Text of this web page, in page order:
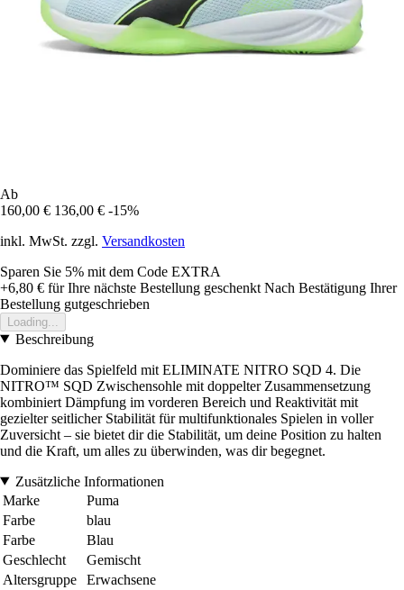
Ab
160,00 € 136,00 € -15%
inkl. MwSt. zzgl. Versandkosten
Sparen Sie 5% mit dem Code EXTRA
+6,80 € für Ihre nächste Bestellung geschenkt Nach Bestätigung Ihrer
Bestellung gutgeschrieben
Loading...
Beschreibung
Dominiere das Spielfeld mit ELIMINATE NITRO SQD 4. Die
NITRO™ SQD Zwischensohle mit doppelter Zusammensetzung
kombiniert Dämpfung im vorderen Bereich und Reaktivität mit
gezielter seitlicher Stabilität für multifunktionales Spielen in voller
Zuversicht – sie bietet dir die Stabilität, um deine Position zu halten
und die Kraft, um alles zu überwinden, was dir begegnet.
Zusätzliche Informationen
Marke
Puma
Farbe
blau
Farbe
Blau
Geschlecht
Gemischt
Altersgruppe
Erwachsene